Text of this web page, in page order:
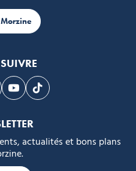
sur Facebook
nous sur Instagram
Suivez-nous sur Youtube
Suivez-nous sur
actualités et bons plans